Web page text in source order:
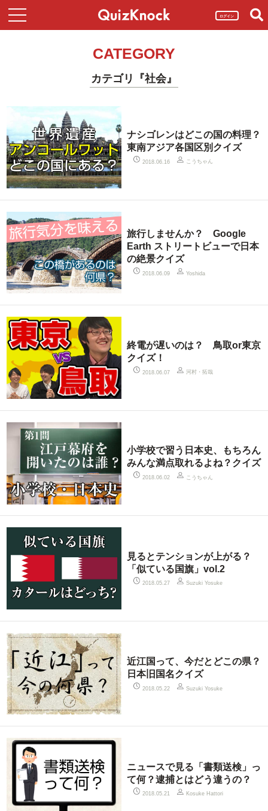
ログイン
CATEGORY
カテゴリ『社会』
ナシゴレンはどこの国の料理？
東南アジア各国区別クイズ
2018.06.16 こうちゃん
旅行しませんか？ Google
Earth ストリートビューで日本
の絶景クイズ
2018.06.09 Yoshida
終電が遅いのは？ 鳥取or東京
クイズ！
2018.06.07 河村・拓哉
小学校で習う日本史、もちろん
みんな満点取れるよね？クイズ
2018.06.02 こうちゃん
見るとテンションが上がる？
「似ている国旗」vol.2
2018.05.27 Suzuki Yosuke
近江国って、今だとどこの県？
日本旧国名クイズ
2018.05.22 Suzuki Yosuke
ニュースで見る「書類送検」っ
て何？逮捕とはどう違うの？
2018.05.21 Kosuke Hattori